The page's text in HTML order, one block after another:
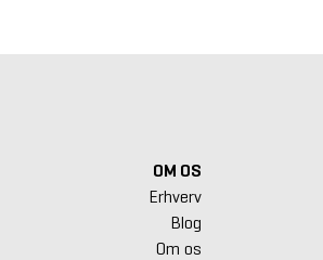
OM OS
Erhverv
Blog
Om os